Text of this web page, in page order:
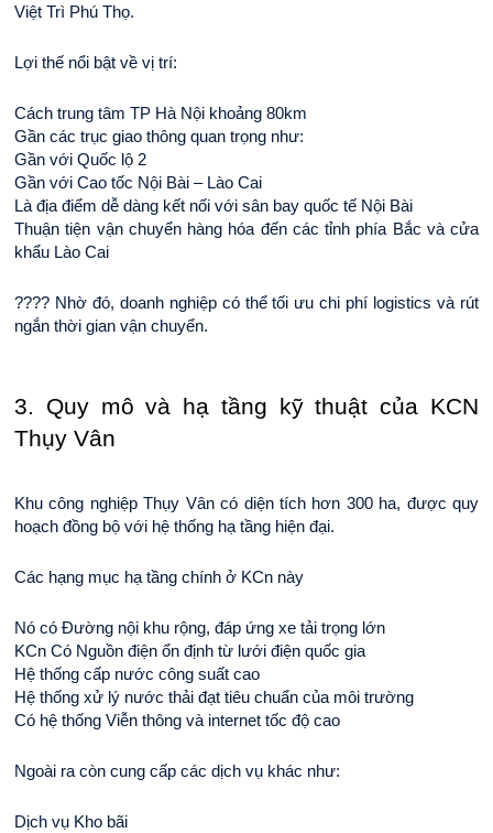
Việt Trì Phú Thọ.
Lợi thế nổi bật về vị trí:
Cách trung tâm TP Hà Nội khoảng 80km
Gần các trục giao thông quan trọng như:
Gần với Quốc lộ 2
Gần với Cao tốc Nội Bài – Lào Cai
Là địa điểm dễ dàng kết nối với sân bay quốc tế Nội Bài
Thuận tiện vận chuyển hàng hóa đến các tỉnh phía Bắc và cửa
khẩu Lào Cai
???? Nhờ đó, doanh nghiệp có thể tối ưu chi phí logistics và rút
ngắn thời gian vận chuyển.
3. Quy mô và hạ tầng kỹ thuật của KCN
Thụy Vân
Khu công nghiệp Thụy Vân có diện tích hơn 300 ha, được quy
hoạch đồng bộ với hệ thống hạ tầng hiện đại.
Các hạng mục hạ tầng chính ở KCn này
Nó có Đường nội khu rộng, đáp ứng xe tải trọng lớn
KCn Có Nguồn điện ổn định từ lưới điện quốc gia
Hệ thống cấp nước công suất cao
Hệ thống xử lý nước thải đạt tiêu chuẩn của môi trường
Có hệ thống Viễn thông và internet tốc độ cao
Ngoài ra còn cung cấp các dịch vụ khác như:
Dịch vụ Kho bãi